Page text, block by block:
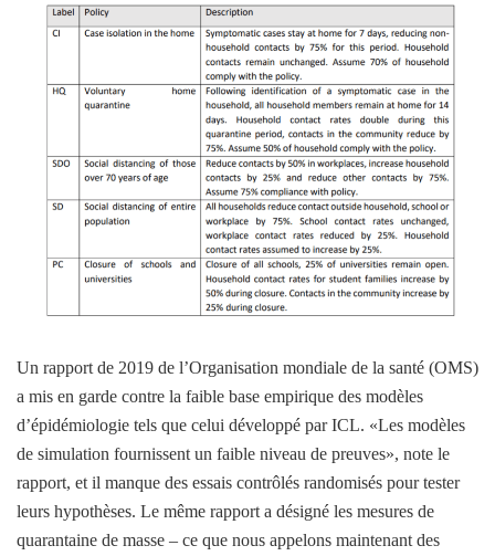
Un rapport de 2019 de l’Organisation mondiale de la santé (OMS)
a mis en garde contre la faible base empirique des modèles
d’épidémiologie tels que celui développé par ICL. «Les modèles
de simulation fournissent un faible niveau de preuves», note le
rapport, et il manque des essais contrôlés randomisés pour tester
leurs hypothèses. Le même rapport a désigné les mesures de
quarantaine de masse – ce que nous appelons maintenant des